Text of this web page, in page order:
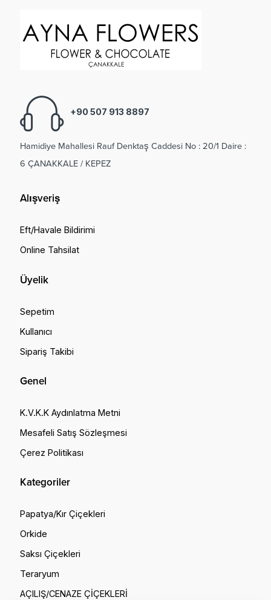
+90 507 913 8897
Hamidiye Mahallesi Rauf Denktaş Caddesi No : 20/1 Daire :
6 ÇANAKKALE / KEPEZ
Alışveriş
Eft/Havale Bildirimi
Online Tahsilat
Üyelik
Sepetim
Kullanıcı
Sipariş Takibi
Genel
K.V.K.K Aydınlatma Metni
Mesafeli Satış Sözleşmesi
Çerez Politikası
Kategoriler
Papatya/Kır Çiçekleri
Orkide
Saksı Çiçekleri
Teraryum
AÇILIŞ/CENAZE ÇİÇEKLERİ